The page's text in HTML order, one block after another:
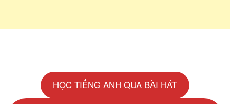
HỌC TIẾNG ANH QUA BÀI HÁT